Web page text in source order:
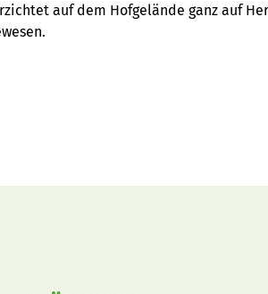
auf dem Hofgelände ganz auf